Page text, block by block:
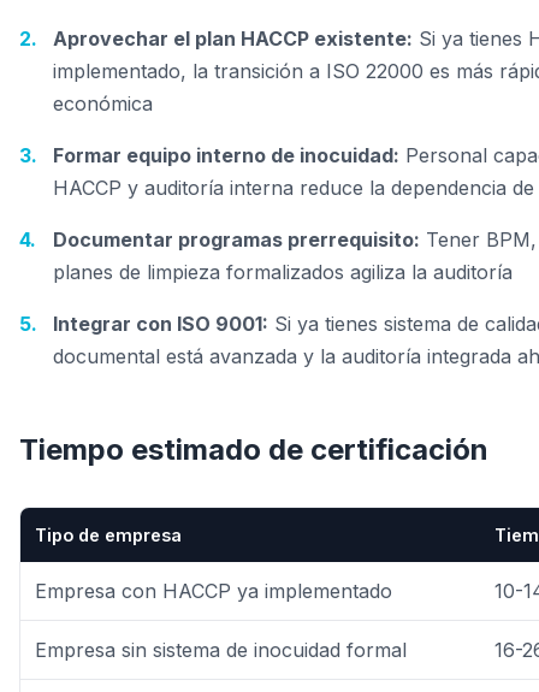
Aprovechar el plan HACCP existente: Si ya tienes
implementado, la transición a ISO 22000 es más
económica
Formar equipo interno de inocuidad: Personal
HACCP y auditoría interna reduce la dependencia
Documentar programas prerrequisito: Tener
planes de limpieza formalizados agiliza la auditoría
Integrar con ISO 9001: Si ya tienes sistema de
documental está avanzada y la auditoría integrada
Tiempo estimado de certificación
Tipo de empresa
Empresa con HACCP ya implementado 10-
Empresa sin sistema de inocuidad formal 16-